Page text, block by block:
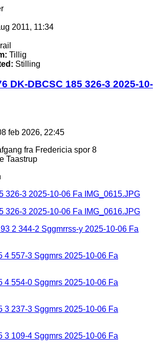
2011, 11:34
Tillig
Stilling
DK-DBCSC 185 326-3 2025-10-
feb 2026, 22:45
fra Fredericia spor 8
Taastrup